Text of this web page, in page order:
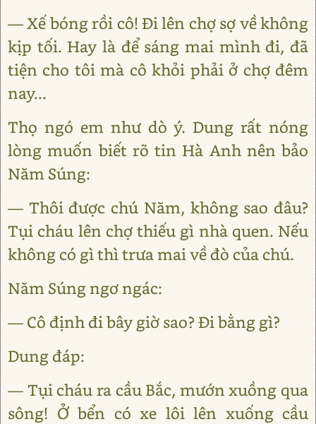
— Xế bóng rồi cô! Đi lên chợ sợ về không
kịp tối. Hay là để sáng mai mình đi, đã
tiện cho tôi mà cô khỏi phải ở chợ đêm
nay...
Thọ ngó em như dò ý. Dung rất nóng
lòng muốn biết rõ tin Hà Anh nên bảo
Năm Súng:
— Thôi được chú Năm, không sao đâu?
Tụi cháu lên chợ thiếu gì nhà quen. Nếu
không có gì thì trưa mai về đò của chú.
Năm Súng ngơ ngác:
— Cô định đi bây giờ sao? Đi bằng gì?
Dung đáp:
— Tụi cháu ra cầu Bắc, mướn xuồng qua
sông! Ở bển có xe lôi lên xuống cầu